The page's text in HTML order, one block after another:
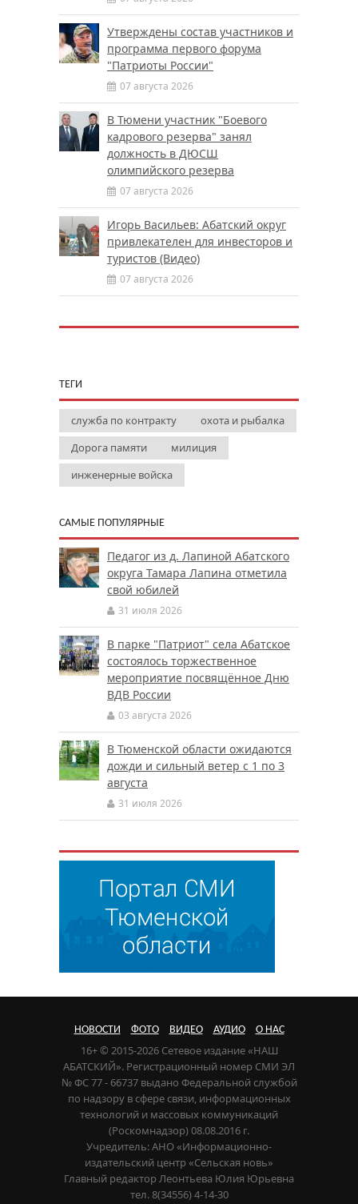
Утверждены состав участников и
программа первого форума
"Патриоты России"
07 августа 2026
В Тюмени участник "Боевого
кадрового резерва" занял
должность в ДЮСШ
олимпийского резерва
07 августа 2026
Игорь Васильев: Абатский округ
привлекателен для инвесторов и
туристов (Видео)
07 августа 2026
ТЕГИ
служба по контракту
охота и рыбалка
Дорога памяти
милиция
инженерные войска
САМЫЕ ПОПУЛЯРНЫЕ
Педагог из д. Лапиной Абатского
округа Тамара Лапина отметила
свой юбилей
31 июля 2026
В парке "Патриот" села Абатское
состоялось торжественное
мероприятие посвящённое Дню
ВДВ России
03 августа 2026
В Тюменской области ожидаются
дожди и сильный ветер с 1 по 3
августа
31 июля 2026
НОВОСТИ ФОТО ВИДЕО АУДИО О НАС
16+ © 2015-2026 Сетевое издание «НАШ
АБАТСКИЙ». Регистрационный номер СМИ ЭЛ
№ ФС 77 - 66737 выдано Федеральной службой
по надзору в сфере связи, информационных
технологий и массовых коммуникаций
(Роскомнадзор) 08.08.2016 г.
Учредитель: АНО «Информационно-
издательский центр «Сельская новь»
Главный редактор Леонтьева Юлия Юрьевна
тел. 8(34556) 4-14-30